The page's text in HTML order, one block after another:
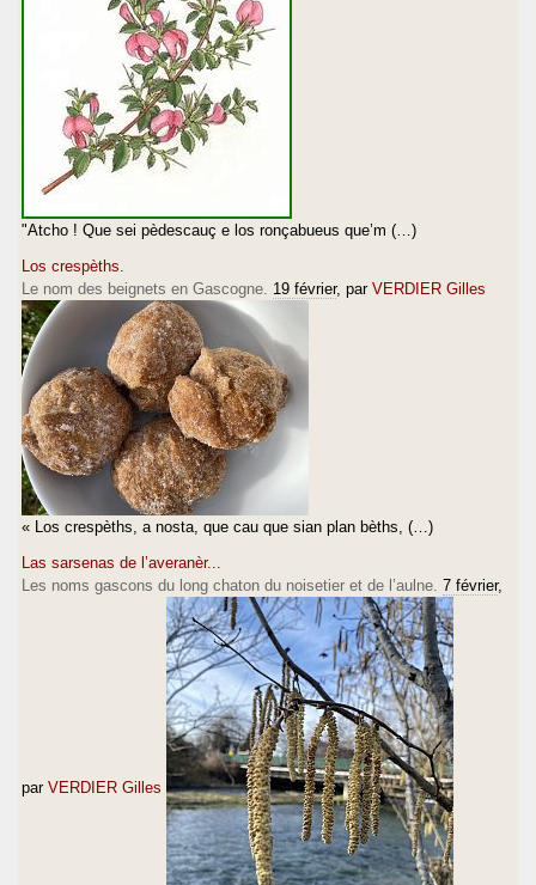
"Atcho ! Que sei pèdescauç e los ronçabueus que’m (…)
Los crespèths.
Le nom des beignets en Gascogne. 19 février, par VERDIER Gilles
« Los crespèths, a nosta, que cau que sian plan bèths, (…)
Las sarsenas de l’averanèr...
Les noms gascons du long chaton du noisetier et de l’aulne. 7 février,
par VERDIER Gilles